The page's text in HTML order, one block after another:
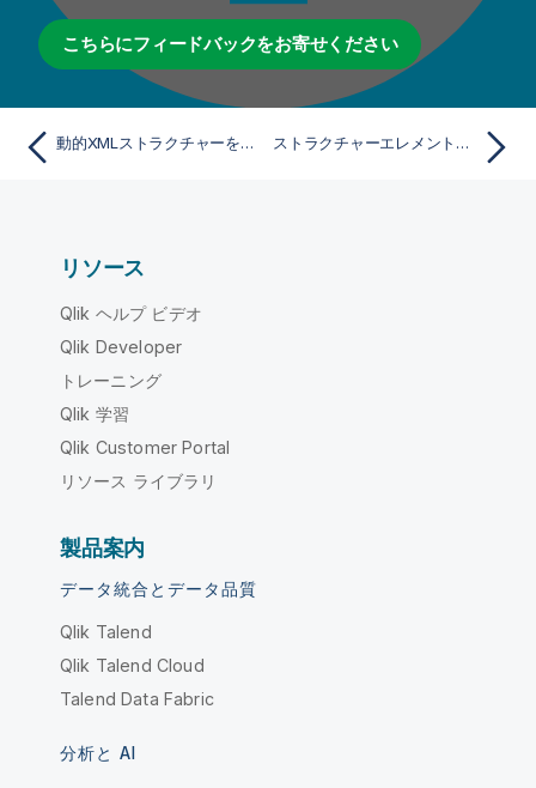
こちらにフィードバックをお寄せください
動的XMLストラクチャーを作成 ストラクチャーエレメントをフラット化
リソース
Qlik ヘルプ ビデオ
Qlik Developer
トレーニング
Qlik 学習
Qlik Customer Portal
リソース ライブラリ
製品案内
データ統合とデータ品質
Qlik Talend
Qlik Talend Cloud
Talend Data Fabric
分析と AI